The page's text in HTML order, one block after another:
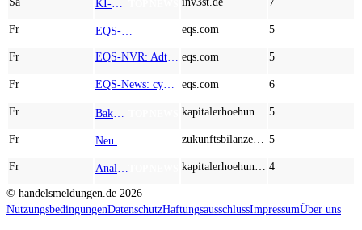
Fr eqs.com 5
Fr eqs.com 5
Fr eqs.com 6
Fr 5
Fr 5
Fr 4
© handelsmeldungen.de 2026
NutzungsbedingungenDatenschutzHaftungsausschlussImpressumÜber uns